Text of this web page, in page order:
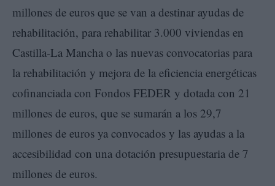
millones de euros que se van a destinar ayudas de
rehabilitación, para rehabilitar 3.000 viviendas en
Castilla-La Mancha o las nuevas convocatorias para
la rehabilitación y mejora de la eficiencia energéticas
cofinanciada con Fondos FEDER y dotada con 21
millones de euros, que se sumarán a los 29,7
millones de euros ya convocados y las ayudas a la
accesibilidad con una dotación presupuestaria de 7
millones de euros.